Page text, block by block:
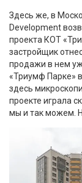
Здесь же, в
Development
проекта КОТ
застройщик
продажи в нем
«Триумф Парке»
здесь
проекте играла
мы и так можем.